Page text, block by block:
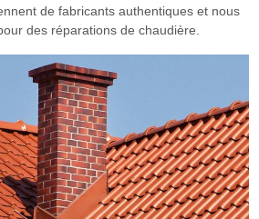
de fabricants authentiques et nous
des réparations de chaudière.